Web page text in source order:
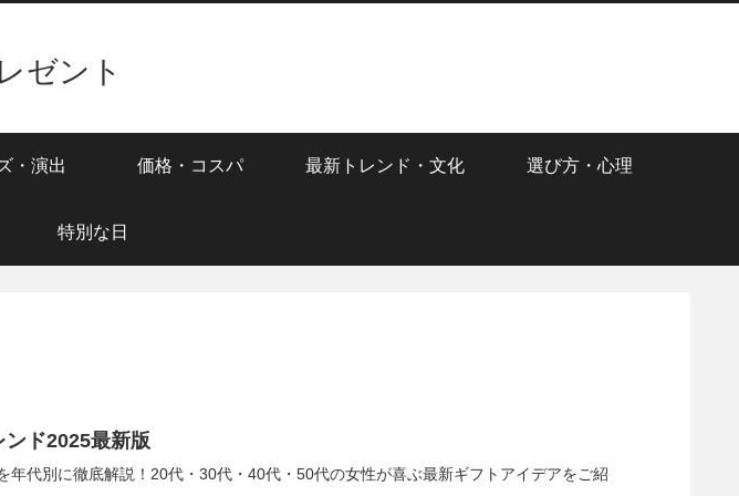
ゼント
・演出 価格・コスパ 最新トレンド・文化 選び方・心理
特別な日
ド2025最新版
年代別に徹底解説！20代・30代・40代・50代の女性が喜ぶ最新ギフトアイデアをご紹